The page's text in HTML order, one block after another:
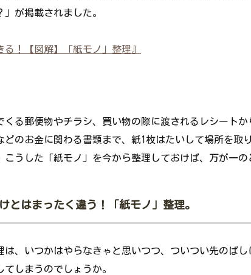
」が掲載されました。
る！【図解】「紙モノ」整理』
くる郵便物やチラシ、買い物の際に渡されるレシート
どのお金に関わる書類まで、紙1枚はたいして場所を取
こうした「紙モノ」を今から整理しておけば、万が一の
とはまったく違う！「紙モノ」整理。
は、いつかはやらなきゃと思いつつ、ついつい先のば
てしまうのでしょうか。